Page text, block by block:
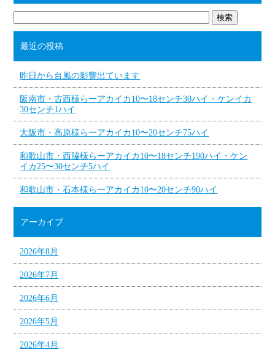
最近の投稿
昨日から台風の影響出ています
阪南市・古西様らーアカイカ10〜18センチ30ハイ・ケンイカ
30センチ1ハイ
大阪市・高原様らーアカイカ10〜20センチ75ハイ
和歌山市・西脇様らーアカイカ10〜18センチ190ハイ・ケン
イカ25〜30センチ5ハイ
和歌山市・石本様らーアカイカ10〜20センチ90ハイ
アーカイブ
2026年8月
2026年7月
2026年6月
2026年5月
2026年4月